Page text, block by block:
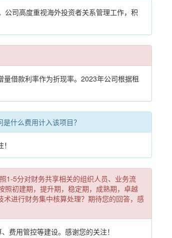
司高度重视海外投资者关系管理工作，积
借款利率作为折现率。2023年公司根据租
什么费用计入该项目？
5分对财务共享相关的组织人员、业务流
照初建期，提升期，稳定期，成熟期，卓越
进行财务集中核算处理？期待您的回答，感
费用管控等建设。感谢您的关注！